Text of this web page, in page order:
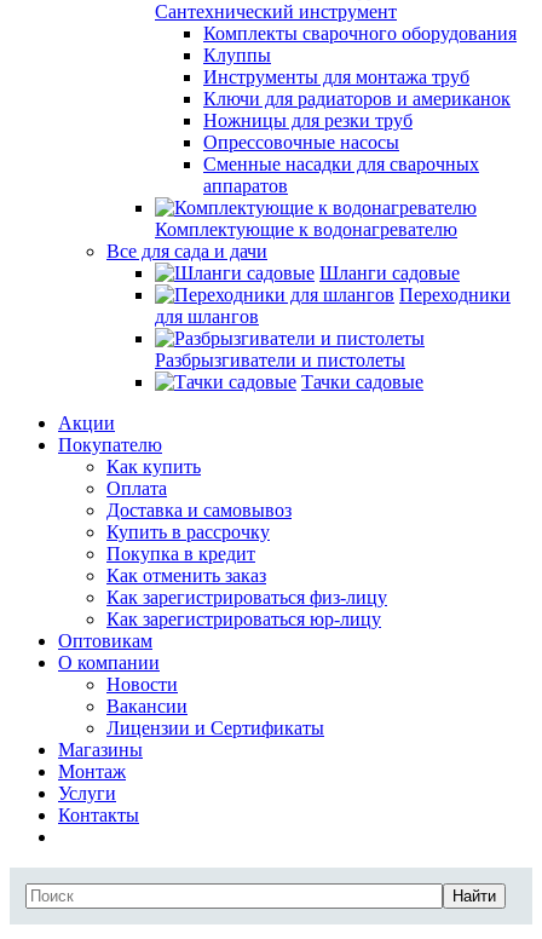
Сантехнический инструмент
Комплекты сварочного оборудования
Клуппы
Инструменты для монтажа труб
Ключи для радиаторов и американок
Ножницы для резки труб
Опрессовочные насосы
Сменные насадки для сварочных
аппаратов
Комплектующие к водонагревателю
Все для сада и дачи
Шланги садовые
Переходники
для шлангов
Разбрызгиватели и пистолеты
Тачки садовые
Акции
Покупателю
Как купить
Оплата
Доставка и самовывоз
Купить в рассрочку
Покупка в кредит
Как отменить заказ
Как зарегистрироваться физ-лицу
Как зарегистрироваться юр-лицу
Оптовикам
О компании
Новости
Вакансии
Лицензии и Сертификаты
Магазины
Монтаж
Услуги
Контакты
Найти